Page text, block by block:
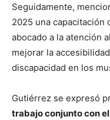
Seguidamente,
2025 una capacitación
abocado a la atención
mejorar la
discapacidad en los
Gutiérrez se expresó
trabajo conjunto con